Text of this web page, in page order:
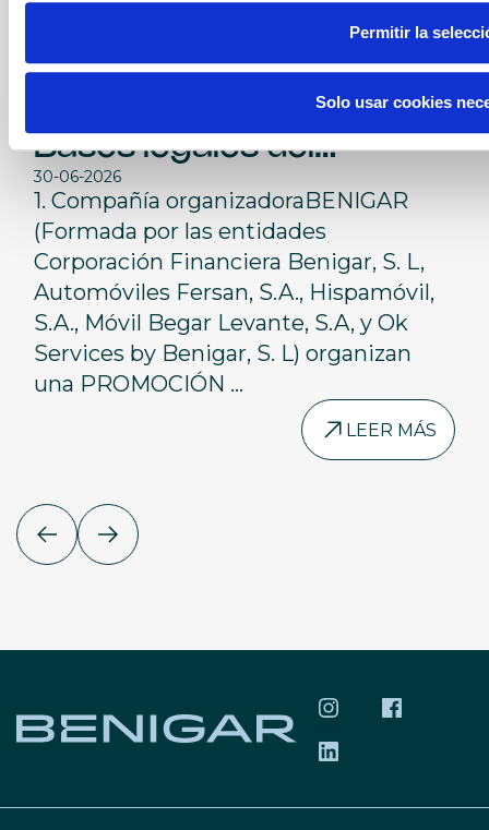
Permitir la
Solo usar cookies
Bases legales del
Concurso "Sorteo MINI
MFB - cesión de un fin de
semana con un MINI”
30-06-2026
1. Compañía organizadoraBENIGAR
(Formada por las entidades
Corporación Financiera Benigar, S. L,
Automóviles Fersan, S.A., Hispamóvil,
S.A., Móvil Begar Levante, S.A, y Ok
Services by Benigar, S. L) organizan
una PROMOCIÓN ...
LEER MÁS
SÍGUENOS EN
SÍGUENOS
SÍGUENOS EN